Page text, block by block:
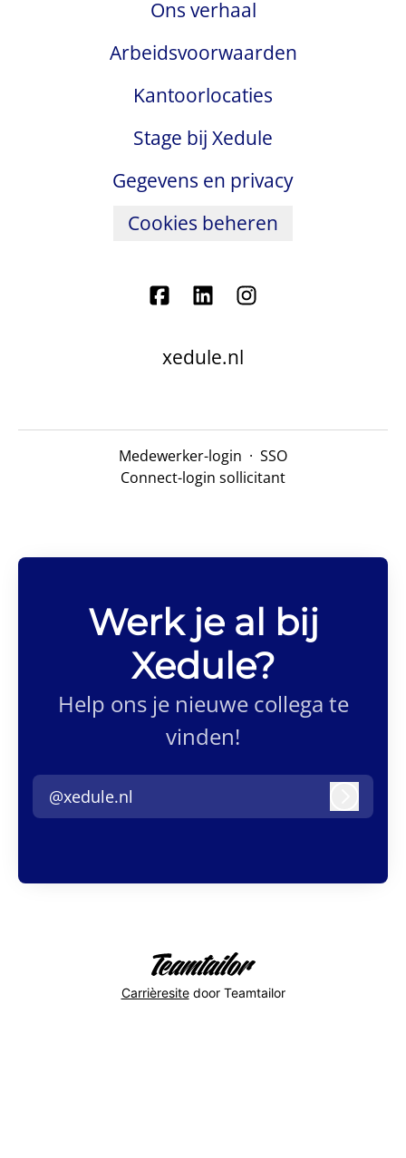
Ons verhaal
Arbeidsvoorwaarden
Kantoorlocaties
Stage bij Xedule
Gegevens en privacy
Cookies beheren
xedule.nl
Medewerker-login · SSO
Connect-login sollicitant
Werk je al bij
Xedule?
Help ons je nieuwe collega te
vinden!
@xedule.nl
Carrièresitedoor Teamtailor